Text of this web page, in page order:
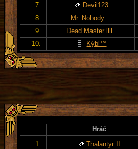
7.
Devil123
8.
Mr. Nobody ..
9.
Dead Master llll.
10.
Kýbl™
Hráč
1.
Thalantyr II.